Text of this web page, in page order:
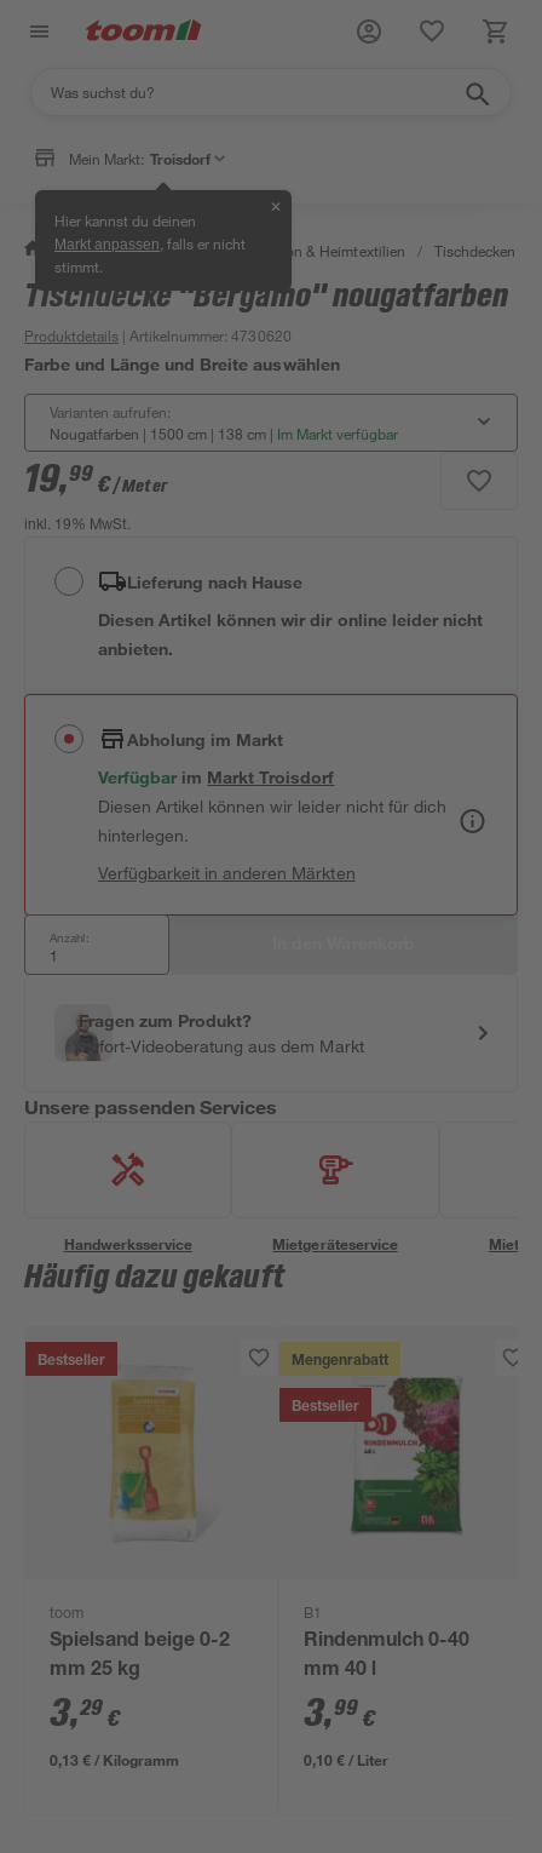
Mein Markt: Troisdorf
Hier kannst du deinen
Markt anpassen , falls er nicht
stimmt.
✕
/ Wohnen & Haushalt / Dekoration & Heimtextilien / Tischdecken &
Tischdecke "Bergamo" nougatfarben
Produktdetails | Artikelnummer:4730620
Farbe und Länge und Breite auswählen
Varianten aufrufen:
Nougatfarben | 1500 cm | 138 cm | Im Markt verfügbar
19,99 €/ Meter
inkl. 19% MwSt.
Lieferung nach Hause
Diesen Artikel können wir dir online leider nicht
anbieten.
Abholung im Markt
Verfügbar im MarktTroisdorf
Diesen Artikel können wir leider nicht für dich
hinterlegen.
Verfügbarkeit in anderen Märkten
Anzahl:
Fragen zum Produkt?
Sofort-Videoberatung aus dem Markt
Unsere passenden Services
Handwerksservice Mietgeräteservice
Häufig dazu gekauft
Bestseller
toom
Spielsand beige 0-2
mm 25 kg
3,29 €
0,13 € / Kilogramm
Mengenrabatt
Bestseller
B1
Rindenmulch 0-40
mm 40 l
3,99 €
0,10 € / Liter